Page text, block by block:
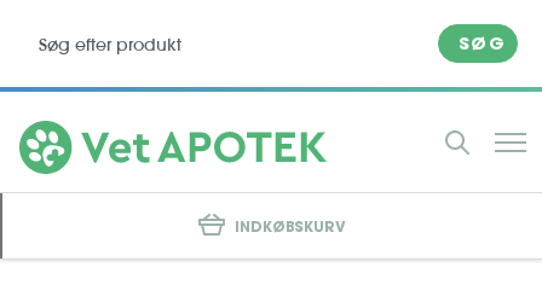
SØG
INDKØBSKURV